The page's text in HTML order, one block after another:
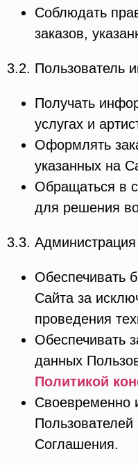
Соблюдать
заказов,
3.2. Пользователь
Получать
услугах и
Оформлять
указанных на
Обращаться в
для решения
3.3. Администрация
Обеспечивать
Сайта за
проведения
Обеспечивать
данных
Политикой
Своевременно
Соглашения.